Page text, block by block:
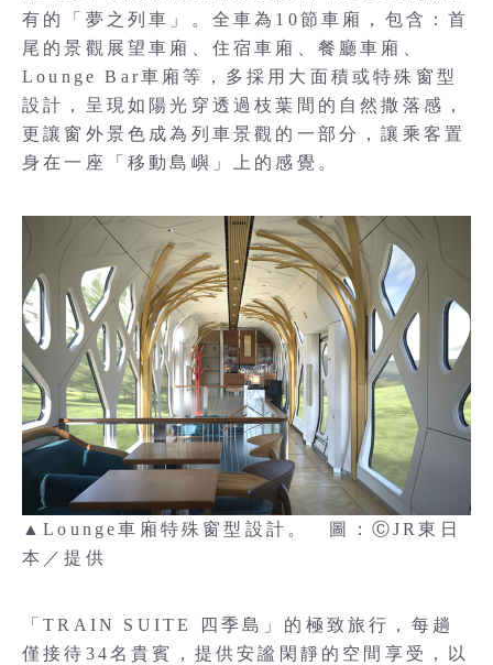
有的「夢之列車」。全車為10節車廂，包含：首
尾的景觀展望車廂、住宿車廂、餐廳車廂、
Lounge Bar車廂等，多採用大面積或特殊窗型
設計，呈現如陽光穿透過枝葉間的自然撒落感，
更讓窗外景色成為列車景觀的一部分，讓乘客置
身在一座「移動島嶼」上的感覺。
▲Lounge車廂特殊窗型設計。 圖：ⒸJR東日
本／提供
「TRAIN SUITE 四季島」的極致旅行，每趟
僅接待34名貴賓，提供安謐閑靜的空間享受，以